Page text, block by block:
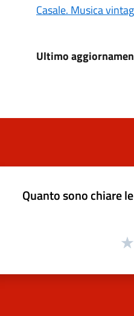
Casale. Musica
Ultimo
Quanto sono chiare